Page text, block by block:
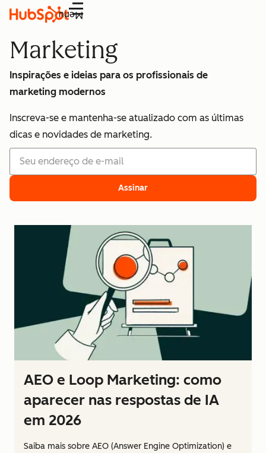
Menu
Marketing
Inspirações e ideias para os profissionais de
marketing modernos
Inscreva-se e mantenha-se atualizado com as últimas
dicas e novidades de marketing.
Assinar
AEO e Loop Marketing: como
aparecer nas respostas de IA
em 2026
Saiba mais sobre AEO (Answer Engine Optimization) e